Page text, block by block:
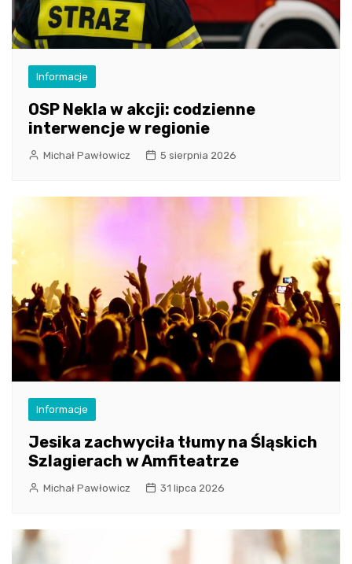
Informacje
OSP Nekla w akcji: codzienne
interwencje w regionie
Michał Pawłowicz 5 sierpnia 2026
Informacje
Jesika zachwyciła tłumy na Śląskich
Szlagierach w Amfiteatrze
Michał Pawłowicz 31 lipca 2026